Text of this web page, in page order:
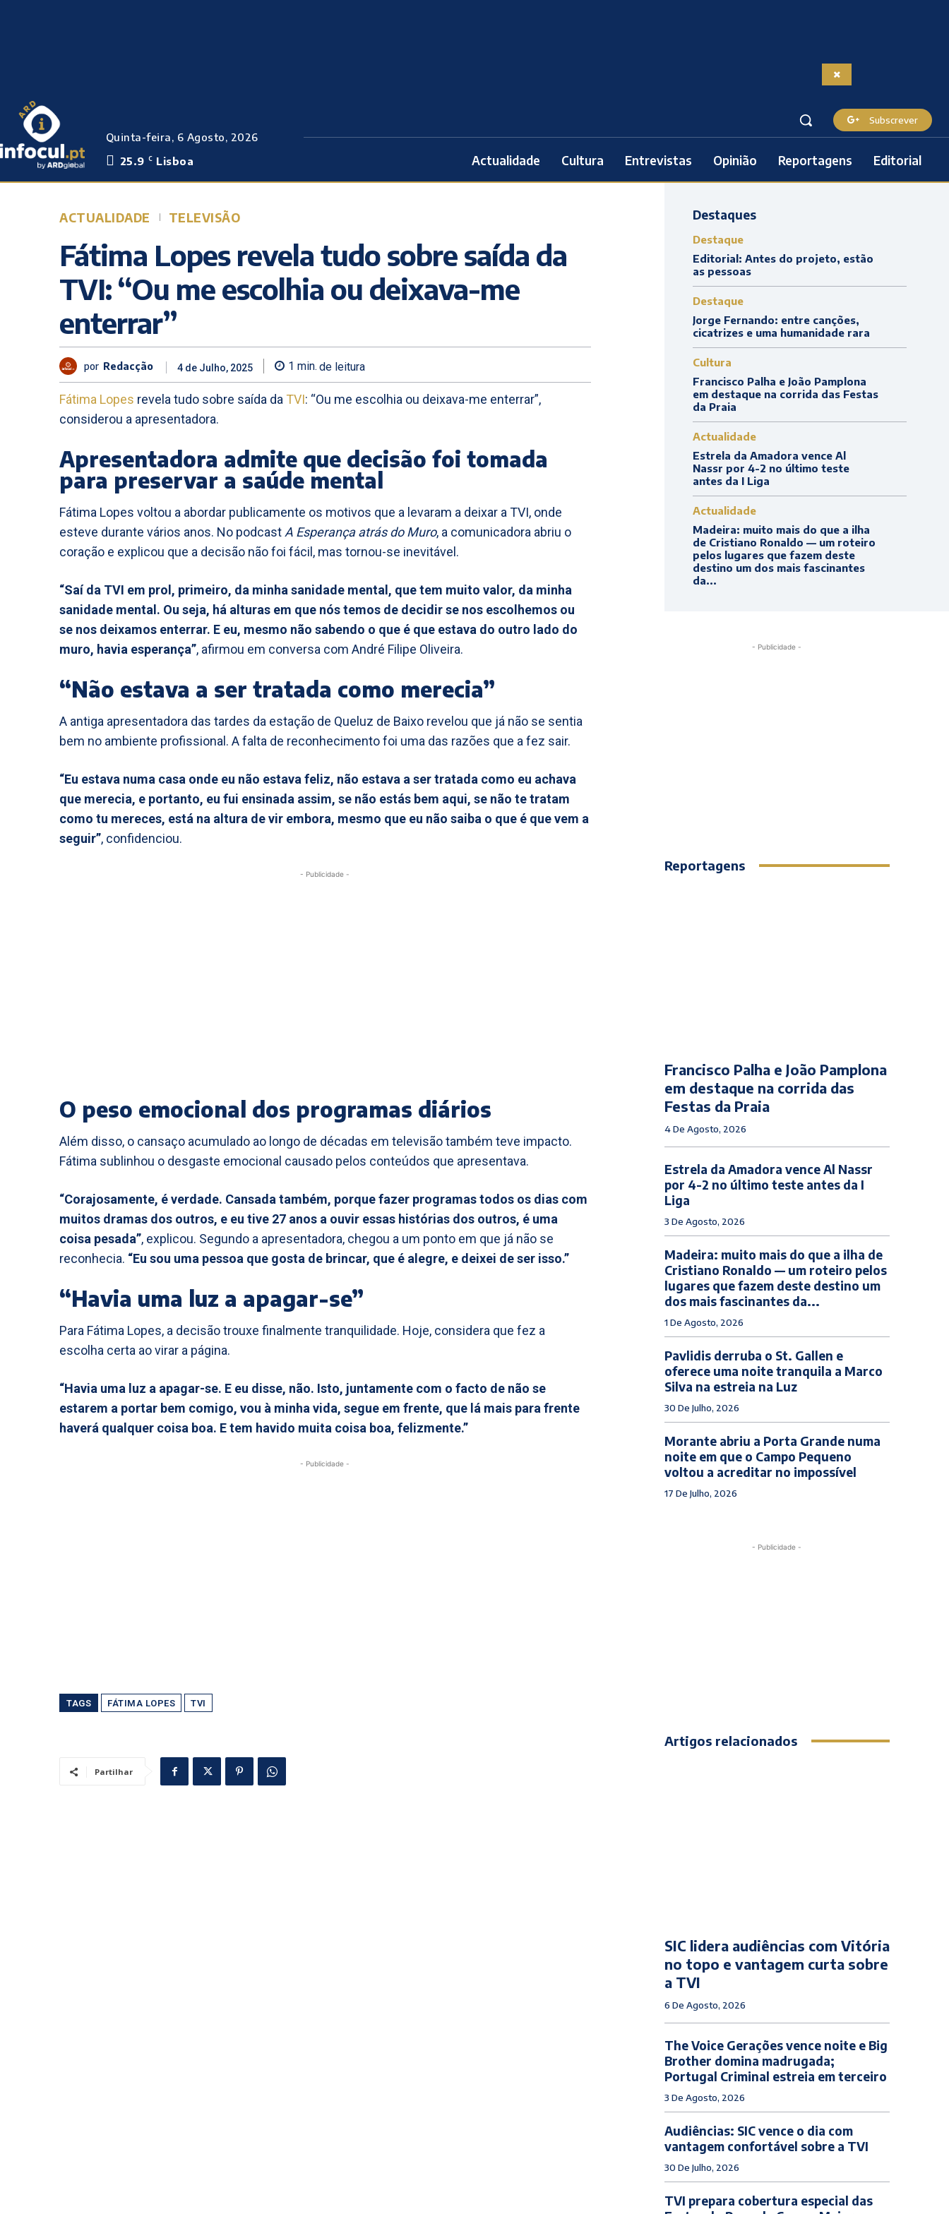
Quinta-feira, 6 Agosto, 2026
25.9 C Lisboa
Subscrever
Actualidade Cultura Entrevistas Opinião Reportagens Editorial
ACTUALIDADE TELEVISÃO
Fátima Lopes revela tudo sobre saída da
TVI: “Ou me escolhia ou deixava-me
enterrar”
por Redacção 4 de Julho, 2025 1 min. de leitura
Fátima Lopes revela tudo sobre saída da TVI: “Ou me escolhia ou deixava-me enterrar”,
considerou a apresentadora.
Apresentadora admite que decisão foi tomada
para preservar a saúde mental
Fátima Lopes voltou a abordar publicamente os motivos que a levaram a deixar a TVI, onde
esteve durante vários anos. No podcast A Esperança atrás do Muro, a comunicadora abriu o
coração e explicou que a decisão não foi fácil, mas tornou-se inevitável.
“Saí da TVI em prol, primeiro, da minha sanidade mental, que tem muito valor, da minha
sanidade mental. Ou seja, há alturas em que nós temos de decidir se nos escolhemos ou
se nos deixamos enterrar. E eu, mesmo não sabendo o que é que estava do outro lado do
muro, havia esperança”, afirmou em conversa com André Filipe Oliveira.
“Não estava a ser tratada como merecia”
A antiga apresentadora das tardes da estação de Queluz de Baixo revelou que já não se sentia
bem no ambiente profissional. A falta de reconhecimento foi uma das razões que a fez sair.
“Eu estava numa casa onde eu não estava feliz, não estava a ser tratada como eu achava
que merecia, e portanto, eu fui ensinada assim, se não estás bem aqui, se não te tratam
como tu mereces, está na altura de vir embora, mesmo que eu não saiba o que é que vem a
seguir”, confidenciou.
- Publicidade -
O peso emocional dos programas diários
Além disso, o cansaço acumulado ao longo de décadas em televisão também teve impacto.
Fátima sublinhou o desgaste emocional causado pelos conteúdos que apresentava.
“Corajosamente, é verdade. Cansada também, porque fazer programas todos os dias com
muitos dramas dos outros, e eu tive 27 anos a ouvir essas histórias dos outros, é uma
coisa pesada”, explicou. Segundo a apresentadora, chegou a um ponto em que já não se
reconhecia. “Eu sou uma pessoa que gosta de brincar, que é alegre, e deixei de ser isso.”
“Havia uma luz a apagar-se”
Para Fátima Lopes, a decisão trouxe finalmente tranquilidade. Hoje, considera que fez a
escolha certa ao virar a página.
“Havia uma luz a apagar-se. E eu disse, não. Isto, juntamente com o facto de não se
estarem a portar bem comigo, vou à minha vida, segue em frente, que lá mais para frente
haverá qualquer coisa boa. E tem havido muita coisa boa, felizmente.”
- Publicidade -
TAGS FÁTIMA LOPES TVI
Partilhar
Destaques
Destaque
Editorial: Antes do projeto, estão
as pessoas
Destaque
Jorge Fernando: entre canções,
cicatrizes e uma humanidade rara
Cultura
Francisco Palha e João Pamplona
em destaque na corrida das Festas
da Praia
Actualidade
Estrela da Amadora vence Al
Nassr por 4-2 no último teste
antes da I Liga
Actualidade
Madeira: muito mais do que a ilha
de Cristiano Ronaldo — um roteiro
pelos lugares que fazem deste
destino um dos mais fascinantes
da...
- Publicidade -
Reportagens
Francisco Palha e João Pamplona
em destaque na corrida das
Festas da Praia
4 De Agosto, 2026
Estrela da Amadora vence Al Nassr
por 4-2 no último teste antes da I
Liga
3 De Agosto, 2026
Madeira: muito mais do que a ilha de
Cristiano Ronaldo — um roteiro pelos
lugares que fazem deste destino um
dos mais fascinantes da...
1 De Agosto, 2026
Pavlidis derruba o St. Gallen e
oferece uma noite tranquila a Marco
Silva na estreia na Luz
30 De Julho, 2026
Morante abriu a Porta Grande numa
noite em que o Campo Pequeno
voltou a acreditar no impossível
17 De Julho, 2026
- Publicidade -
Artigos relacionados
SIC lidera audiências com Vitória
no topo e vantagem curta sobre
a TVI
6 De Agosto, 2026
The Voice Gerações vence noite e Big
Brother domina madrugada;
Portugal Criminal estreia em terceiro
3 De Agosto, 2026
Audiências: SIC vence o dia com
vantagem confortável sobre a TVI
30 De Julho, 2026
TVI prepara cobertura especial das